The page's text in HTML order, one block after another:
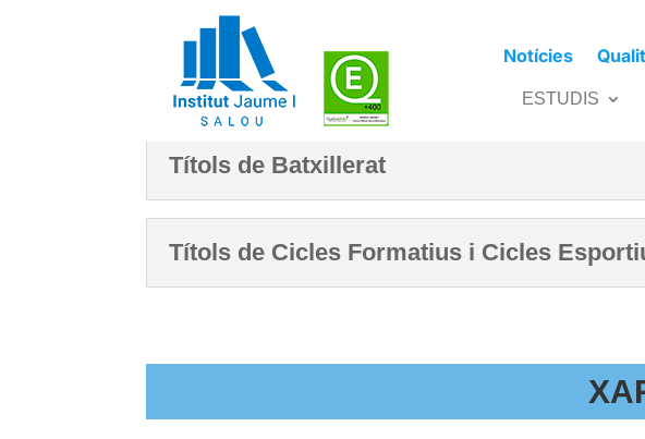
ESTUDIS
Notícies
Títols de Batxillerat
Títols de Cicles Formatius i Cicles